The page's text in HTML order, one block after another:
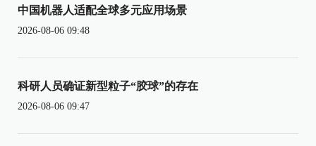
中国机器人适配全球多元应用场景
2026-08-06 09:48
科研人员确证新型粒子“胶球”的存在
2026-08-06 09:47